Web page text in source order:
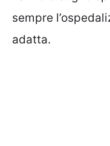
sempre
adatta.